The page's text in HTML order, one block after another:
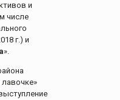
и
числе
г.) и
».
лавочке»